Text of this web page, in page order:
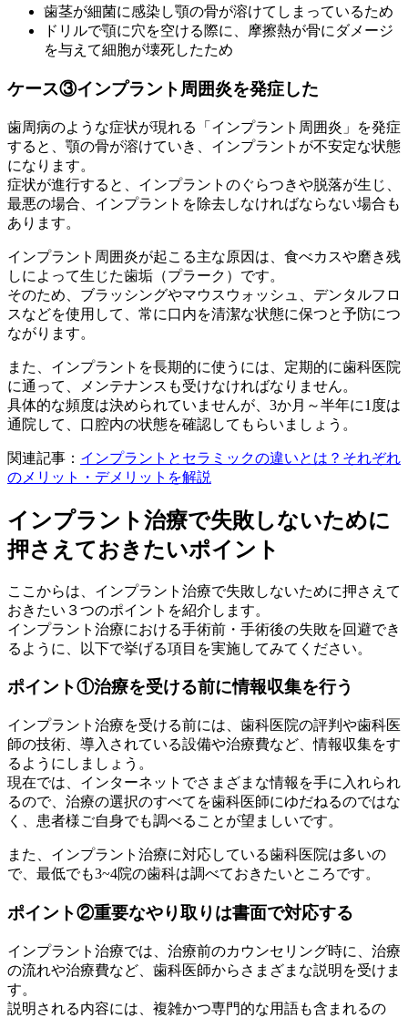
歯茎が細菌に感染し顎の骨が溶けてしまっているため
ドリルで顎に穴を空ける際に、摩擦熱が骨にダメージ
を与えて細胞が壊死したため
ケース③インプラント周囲炎を発症した
歯周病のような症状が現れる「インプラント周囲炎」を発症
すると、顎の骨が溶けていき、インプラントが不安定な状態
になります。
症状が進行すると、インプラントのぐらつきや脱落が生じ、
最悪の場合、インプラントを除去しなければならない場合も
あります。
インプラント周囲炎が起こる主な原因は、食べカスや磨き残
しによって生じた歯垢（プラーク）です。
そのため、ブラッシングやマウスウォッシュ、デンタルフロ
スなどを使用して、常に口内を清潔な状態に保つと予防につ
ながります。
また、インプラントを長期的に使うには、定期的に歯科医院
に通って、メンテナンスも受けなければなりません。
具体的な頻度は決められていませんが、3か月～半年に1度は
通院して、口腔内の状態を確認してもらいましょう。
関連記事： インプラントとセラミックの違いとは？それぞれ
のメリット・デメリットを解説
インプラント治療で失敗しないために
押さえておきたいポイント
ここからは、インプラント治療で失敗しないために押さえて
おきたい３つのポイントを紹介します。
インプラント治療における手術前・手術後の失敗を回避でき
るように、以下で挙げる項目を実施してみてください。
ポイント①治療を受ける前に情報収集を行う
インプラント治療を受ける前には、歯科医院の評判や歯科医
師の技術、導入されている設備や治療費など、情報収集をす
るようにしましょう。
現在では、インターネットでさまざまな情報を手に入れられ
るので、治療の選択のすべてを歯科医師にゆだねるのではな
く、患者様ご自身でも調べることが望ましいです。
また、インプラント治療に対応している歯科医院は多いの
で、最低でも3~4院の歯科は調べておきたいところです。
ポイント②重要なやり取りは書面で対応する
インプラント治療では、治療前のカウンセリング時に、治療
の流れや治療費など、歯科医師からさまざまな説明を受けま
す。
説明される内容には、複雑かつ専門的な用語も含まれるの